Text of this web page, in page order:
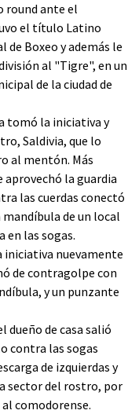
round ante el
el título Latino
Boxeo y además le
al "Tigre", en un
de la ciudad de
tomó la iniciativa y
Saldivia, que lo
al mentón. Más
aprovechó la guardia
las cuerdas conectó
de un local
en las sogas.
nuevamente
de contragolpe con
y un punzante
dueño de casa salió
contra las sogas
de izquierdas y
sector del rostro, por
comodorense.